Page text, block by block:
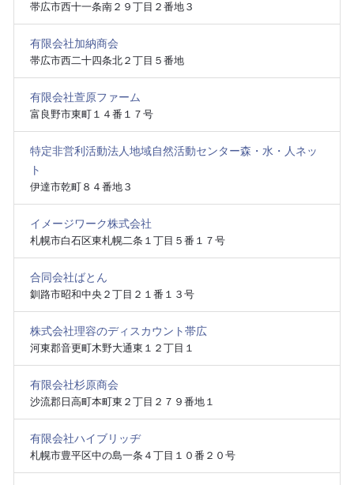
帯広市西十一条南２９丁目２番地３
有限会社加納商会
帯広市西二十四条北２丁目５番地
有限会社萱原ファーム
富良野市東町１４番１７号
特定非営利活動法人地域自然活動センター森・水・人ネッ
ト
伊達市乾町８４番地３
イメージワーク株式会社
札幌市白石区東札幌二条１丁目５番１７号
合同会社ばとん
釧路市昭和中央２丁目２１番１３号
株式会社理容のディスカウント帯広
河東郡音更町木野大通東１２丁目１
有限会社杉原商会
沙流郡日高町本町東２丁目２７９番地１
有限会社ハイブリッヂ
札幌市豊平区中の島一条４丁目１０番２０号